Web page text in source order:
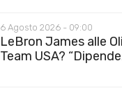
6 Agosto 2026 - 09:00
LeBron James alle
Team USA?